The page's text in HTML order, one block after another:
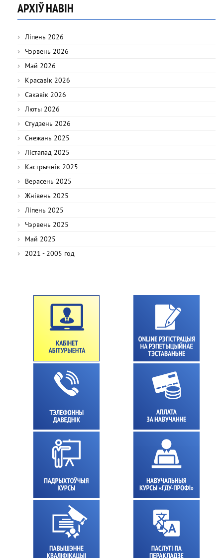
АРХІЎ НАВІН
Ліпень 2026
Чэрвень 2026
Май 2026
Красавік 2026
Сакавік 2026
Люты 2026
Студзень 2026
Снежань 2025
Лістапад 2025
Кастрычнік 2025
Верасень 2025
Жнівень 2025
Ліпень 2025
Чэрвень 2025
Май 2025
2021 - 2005 год